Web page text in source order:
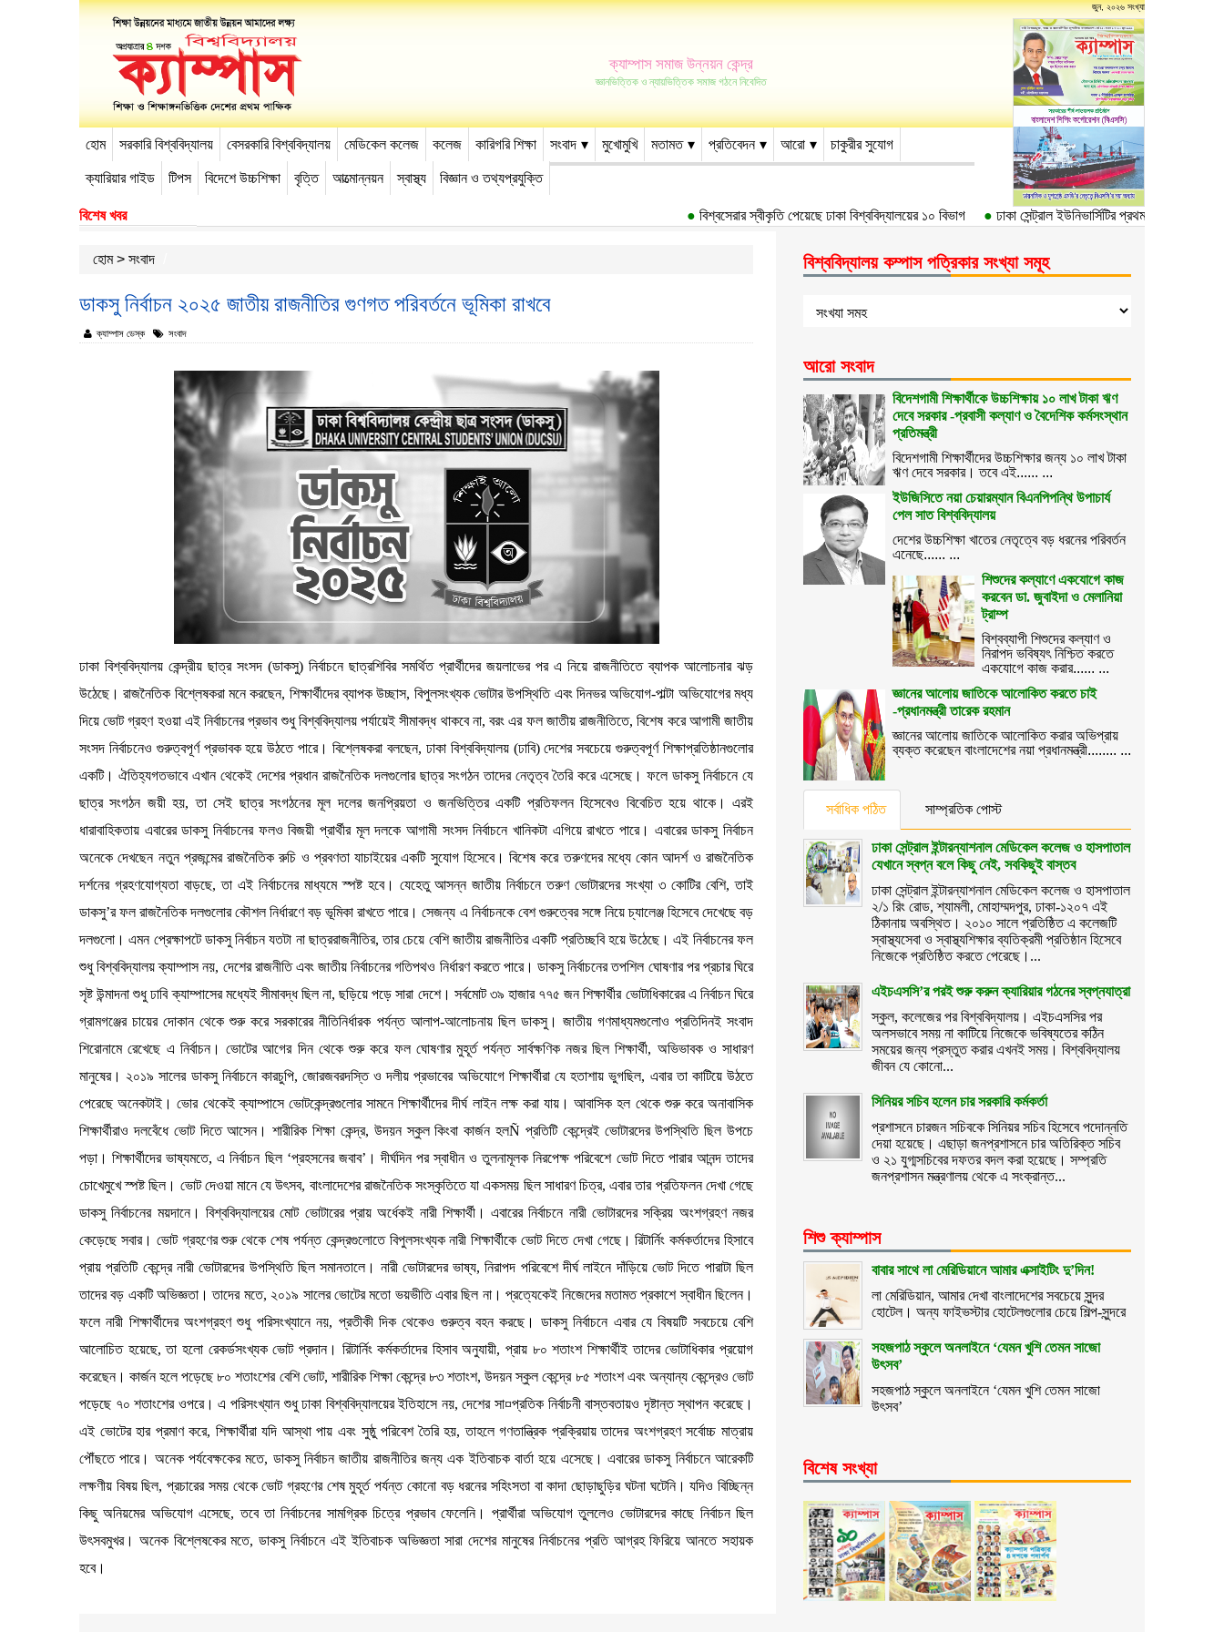
ক্যাম্পাস সমাজ উন্নয়ন কেন্দ্র
জ্ঞানভিত্তিক ও ন্যায়ভিত্তিক সমাজ গঠনে নিবেদিত
জুন, ২০২৬ সংখ্যা
হোম সরকারি বিশ্ববিদ্যালয় বেসরকারি বিশ্ববিদ্যালয় মেডিকেল কলেজ কলেজ কারিগরি শিক্ষা সংবাদ মুখোমুখি মতামত প্রতিবেদন আরো চাকুরীর সুযোগ
ক্যারিয়ার গাইড টিপস বিদেশে উচ্চশিক্ষা বৃত্তি আত্মোন্নয়ন স্বাস্থ্য বিজ্ঞান ও তথ্যপ্রযুক্তি
-->
বিশেষ খবর বিশ্বসেরার স্বীকৃতি পেয়েছে ঢাকা বিশ্ববিদ্যালয়ের ১০ বিভাগ ঢাকা সেন্ট্রাল ইউনিভার্সিটির প্রথম উপাচার্য ড. আবদুল
হোম> সংবাদ
ডাকসু নির্বাচন ২০২৫ জাতীয় রাজনীতির গুণগত পরিবর্তনে ভূমিকা রাখবে
ক্যাম্পাস ডেস্ক সংবাদ
ঢাকা বিশ্ববিদ্যালয় কেন্দ্রীয় ছাত্র সংসদ (ডাকসু) নির্বাচনে ছাত্রশিবির সমর্থিত প্রার্থীদের জয়লাভের পর এ নিয়ে রাজনীতিতে ব্যাপক আলোচনার ঝড়
উঠেছে। রাজনৈতিক বিশ্লেষকরা মনে করছেন, শিক্ষার্থীদের ব্যাপক উচ্ছাস, বিপুলসংখ্যক ভোটার উপস্থিতি এবং দিনভর অভিযোগ-পাল্টা অভিযোগের মধ্য
দিয়ে ভোট গ্রহণ হওয়া এই নির্বাচনের প্রভাব শুধু বিশ্ববিদ্যালয় পর্যায়েই সীমাবদ্ধ থাকবে না, বরং এর ফল জাতীয় রাজনীতিতে, বিশেষ করে আগামী জাতীয়
সংসদ নির্বাচনেও গুরুত্বপূর্ণ প্রভাবক হয়ে উঠতে পারে। বিশ্লেষকরা বলছেন, ঢাকা বিশ্ববিদ্যালয় (ঢাবি) দেশের সবচেয়ে গুরুত্বপূর্ণ শিক্ষাপ্রতিষ্ঠানগুলোর
একটি। ঐতিহ্যগতভাবে এখান থেকেই দেশের প্রধান রাজনৈতিক দলগুলোর ছাত্র সংগঠন তাদের নেতৃত্ব তৈরি করে এসেছে। ফলে ডাকসু নির্বাচনে যে
ছাত্র সংগঠন জয়ী হয়, তা সেই ছাত্র সংগঠনের মূল দলের জনপ্রিয়তা ও জনভিত্তির একটি প্রতিফলন হিসেবেও বিবেচিত হয়ে থাকে। এরই
ধারাবাহিকতায় এবারের ডাকসু নির্বাচনের ফলও বিজয়ী প্রার্থীর মূল দলকে আগামী সংসদ নির্বাচনে খানিকটা এগিয়ে রাখতে পারে। এবারের ডাকসু নির্বাচন
অনেকে দেখছেন নতুন প্রজন্মের রাজনৈতিক রুচি ও প্রবণতা যাচাইয়ের একটি সুযোগ হিসেবে। বিশেষ করে তরুণদের মধ্যে কোন আদর্শ ও রাজনৈতিক
দর্শনের গ্রহণযোগ্যতা বাড়ছে, তা এই নির্বাচনের মাধ্যমে স্পষ্ট হবে। যেহেতু আসন্ন জাতীয় নির্বাচনে তরুণ ভোটারদের সংখ্যা ৩ কোটির বেশি, তাই
ডাকসু’র ফল রাজনৈতিক দলগুলোর কৌশল নির্ধারণে বড় ভূমিকা রাখতে পারে। সেজন্য এ নির্বাচনকে বেশ গুরুত্বের সঙ্গে নিয়ে চ্যালেঞ্জ হিসেবে দেখেছে বড়
দলগুলো। এমন প্রেক্ষাপটে ডাকসু নির্বাচন যতটা না ছাত্ররাজনীতির, তার চেয়ে বেশি জাতীয় রাজনীতির একটি প্রতিচ্ছবি হয়ে উঠেছে। এই নির্বাচনের ফল
শুধু বিশ্ববিদ্যালয় ক্যাম্পাস নয়, দেশের রাজনীতি এবং জাতীয় নির্বাচনের গতিপথও নির্ধারণ করতে পারে। ডাকসু নির্বাচনের তপশিল ঘোষণার পর প্রচার ঘিরে
সৃষ্ট উন্মাদনা শুধু ঢাবি ক্যাম্পাসের মধ্যেই সীমাবদ্ধ ছিল না, ছড়িয়ে পড়ে সারা দেশে। সর্বমোট ৩৯ হাজার ৭৭৫ জন শিক্ষার্থীর ভোটাধিকারের এ নির্বাচন ঘিরে
গ্রামগঞ্জের চায়ের দোকান থেকে শুরু করে সরকারের নীতিনির্ধারক পর্যন্ত আলাপ-আলোচনায় ছিল ডাকসু। জাতীয় গণমাধ্যমগুলোও প্রতিদিনই সংবাদ
শিরোনামে রেখেছে এ নির্বাচন। ভোটের আগের দিন থেকে শুরু করে ফল ঘোষণার মুহূর্ত পর্যন্ত সার্বক্ষণিক নজর ছিল শিক্ষার্থী, অভিভাবক ও সাধারণ
মানুষের। ২০১৯ সালের ডাকসু নির্বাচনে কারচুপি, জোরজবরদস্তি ও দলীয় প্রভাবের অভিযোগে শিক্ষার্থীরা যে হতাশায় ভুগছিল, এবার তা কাটিয়ে উঠতে
পেরেছে অনেকটাই। ভোর থেকেই ক্যাম্পাসে ভোটকেন্দ্রগুলোর সামনে শিক্ষার্থীদের দীর্ঘ লাইন লক্ষ করা যায়। আবাসিক হল থেকে শুরু করে অনাবাসিক
শিক্ষার্থীরাও দলবেঁধে ভোট দিতে আসেন। শারীরিক শিক্ষা কেন্দ্র, উদয়ন স্কুল কিংবা কার্জন হলÑ প্রতিটি কেন্দ্রেই ভোটারদের উপস্থিতি ছিল উপচে
পড়া। শিক্ষার্থীদের ভাষ্যমতে, এ নির্বাচন ছিল ‘প্রহসনের জবাব’। দীর্ঘদিন পর স্বাধীন ও তুলনামূলক নিরপেক্ষ পরিবেশে ভোট দিতে পারার আনন্দ তাদের
চোখেমুখে স্পষ্ট ছিল। ভোট দেওয়া মানে যে উৎসব, বাংলাদেশের রাজনৈতিক সংস্কৃতিতে যা একসময় ছিল সাধারণ চিত্র, এবার তার প্রতিফলন দেখা গেছে
ডাকসু নির্বাচনের ময়দানে। বিশ্ববিদ্যালয়ের মোট ভোটারের প্রায় অর্ধেকই নারী শিক্ষার্থী। এবারের নির্বাচনে নারী ভোটারদের সক্রিয় অংশগ্রহণ নজর
কেড়েছে সবার। ভোট গ্রহণের শুরু থেকে শেষ পর্যন্ত কেন্দ্রগুলোতে বিপুলসংখ্যক নারী শিক্ষার্থীকে ভোট দিতে দেখা গেছে। রিটার্নিং কর্মকর্তাদের হিসাবে
প্রায় প্রতিটি কেন্দ্রে নারী ভোটারদের উপস্থিতি ছিল সমানতালে। নারী ভোটারদের ভাষ্য, নিরাপদ পরিবেশে দীর্ঘ লাইনে দাঁড়িয়ে ভোট দিতে পারাটা ছিল
তাদের বড় একটি অভিজ্ঞতা। তাদের মতে, ২০১৯ সালের ভোটের মতো ভয়ভীতি এবার ছিল না। প্রত্যেকেই নিজেদের মতামত প্রকাশে স্বাধীন ছিলেন।
ফলে নারী শিক্ষার্থীদের অংশগ্রহণ শুধু পরিসংখ্যানে নয়, প্রতীকী দিক থেকেও গুরুত্ব বহন করছে। ডাকসু নির্বাচনে এবার যে বিষয়টি সবচেয়ে বেশি
আলোচিত হয়েছে, তা হলো রেকর্ডসংখ্যক ভোট প্রদান। রিটার্নিং কর্মকর্তাদের হিসাব অনুযায়ী, প্রায় ৮০ শতাংশ শিক্ষার্থীই তাদের ভোটাধিকার প্রয়োগ
করেছেন। কার্জন হলে পড়েছে ৮০ শতাংশের বেশি ভোট, শারীরিক শিক্ষা কেন্দ্রে ৮৩ শতাংশ, উদয়ন স্কুল কেন্দ্রে ৮৫ শতাংশ এবং অন্যান্য কেন্দ্রেও ভোট
পড়েছে ৭০ শতাংশের ওপরে। এ পরিসংখ্যান শুধু ঢাকা বিশ্ববিদ্যালয়ের ইতিহাসে নয়, দেশের সা¤প্রতিক নির্বাচনী বাস্তবতায়ও দৃষ্টান্ত স্থাপন করেছে।
এই ভোটের হার প্রমাণ করে, শিক্ষার্থীরা যদি আস্থা পায় এবং সুষ্ঠু পরিবেশ তৈরি হয়, তাহলে গণতান্ত্রিক প্রক্রিয়ায় তাদের অংশগ্রহণ সর্বোচ্চ মাত্রায়
পৌঁছতে পারে। অনেক পর্যবেক্ষকের মতে, ডাকসু নির্বাচন জাতীয় রাজনীতির জন্য এক ইতিবাচক বার্তা হয়ে এসেছে। এবারের ডাকসু নির্বাচনে আরেকটি
লক্ষণীয় বিষয় ছিল, প্রচারের সময় থেকে ভোট গ্রহণের শেষ মুহূর্ত পর্যন্ত কোনো বড় ধরনের সহিংসতা বা কাদা ছোড়াছুড়ির ঘটনা ঘটেনি। যদিও বিচ্ছিন্ন
কিছু অনিয়মের অভিযোগ এসেছে, তবে তা নির্বাচনের সামগ্রিক চিত্রে প্রভাব ফেলেনি। প্রার্থীরা অভিযোগ তুললেও ভোটারদের কাছে নির্বাচন ছিল
উৎসবমুখর। অনেক বিশ্লেষকের মতে, ডাকসু নির্বাচনে এই ইতিবাচক অভিজ্ঞতা সারা দেশের মানুষের নির্বাচনের প্রতি আগ্রহ ফিরিয়ে আনতে সহায়ক
হবে।
বিশ্ববিদ্যালয় কম্পাস পত্রিকার সংখ্যা সমূহ
আরো সংবাদ
বিদেশগামী শিক্ষার্থীকে উচ্চশিক্ষায় ১০ লাখ টাকা ঋণ
দেবে সরকার -প্রবাসী কল্যাণ ও বৈদেশিক কর্মসংস্থান
প্রতিমন্ত্রী
বিদেশগামী শিক্ষার্থীদের উচ্চশিক্ষার জন্য ১০ লাখ টাকা
ঋণ দেবে সরকার। তবে এই...... ...
ইউজিসিতে নয়া চেয়ারম্যান বিএনপিপন্থি উপাচার্য
পেল সাত বিশ্ববিদ্যালয়
দেশের উচ্চশিক্ষা খাতের নেতৃত্বে বড় ধরনের পরিবর্তন
এনেছে...... ...
শিশুদের কল্যাণে একযোগে কাজ
করবেন ডা. জুবাইদা ও মেলানিয়া
ট্রাম্প
বিশ্বব্যাপী শিশুদের কল্যাণ ও
নিরাপদ ভবিষ্যৎ নিশ্চিত করতে
একযোগে কাজ করার...... ...
জ্ঞানের আলোয় জাতিকে আলোকিত করতে চাই
-প্রধানমন্ত্রী তারেক রহমান
জ্ঞানের আলোয় জাতিকে আলোকিত করার অভিপ্রায়
ব্যক্ত করেছেন বাংলাদেশের নয়া প্রধানমন্ত্রী........ ...
সর্বাধিক পঠিত সাম্প্রতিক পোস্ট
ঢাকা সেন্ট্রাল ইন্টারন্যাশনাল মেডিকেল কলেজ ও হাসপাতাল
যেখানে স্বপ্ন বলে কিছু নেই, সবকিছুই বাস্তব
ঢাকা সেন্ট্রাল ইন্টারন্যাশনাল মেডিকেল কলেজ ও হাসপাতাল
২/১ রিং রোড, শ্যামলী, মোহাম্মদপুর, ঢাকা-১২০৭ এই
ঠিকানায় অবস্থিত। ২০১০ সালে প্রতিষ্ঠিত এ কলেজটি
স্বাস্থ্যসেবা ও স্বাস্থ্যশিক্ষার ব্যতিক্রমী প্রতিষ্ঠান হিসেবে
নিজেকে প্রতিষ্ঠিত করতে পেরেছে।...
এইচএসসি’র পরই শুরু করুন ক্যারিয়ার গঠনের স্বপ্নযাত্রা
স্কুল, কলেজের পর বিশ্ববিদ্যালয়। এইচএসসির পর
অলসভাবে সময় না কাটিয়ে নিজেকে ভবিষ্যতের কঠিন
সময়ের জন্য প্রস্তুত করার এখনই সময়। বিশ্ববিদ্যালয়
জীবন যে কোনো...
সিনিয়র সচিব হলেন চার সরকারি কর্মকর্তা
প্রশাসনে চারজন সচিবকে সিনিয়র সচিব হিসেবে পদোন্নতি
দেয়া হয়েছে। এছাড়া জনপ্রশাসনে চার অতিরিক্ত সচিব
ও ২১ যুগ্মসচিবের দফতর বদল করা হয়েছে। সম্প্রতি
জনপ্রশাসন মন্ত্রণালয় থেকে এ সংক্রান্ত...
শিশু ক্যাম্পাস
বাবার সাথে লা মেরিডিয়ানে আমার এক্সাইটিং দু’দিন!
লা মেরিডিয়ান, আমার দেখা বাংলাদেশের সবচেয়ে সুন্দর
হোটেল। অন্য ফাইভস্টার হোটেলগুলোর চেয়ে শিল্প-সুন্দরে
সহজপাঠ স্কুলে অনলাইনে ‘যেমন খুশি তেমন সাজো
উৎসব’
সহজপাঠ স্কুলে অনলাইনে ‘যেমন খুশি তেমন সাজো
উৎসব’
বিশেষ সংখ্যা